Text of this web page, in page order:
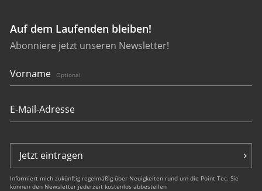
Auf dem Laufenden bleiben!
Abonniere jetzt unseren Newsletter!
Vorname Optional
Jetzt eintragen
Informiert mich zukünftig regelmäßig über Neuigkeiten rund um die Point Tec. Sie
können den Newsletter jederzeit kostenlos abbestellen